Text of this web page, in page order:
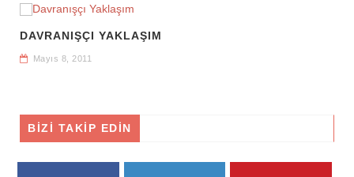
DAVRANIŞÇI YAKLAŞIM
Mayıs 8, 2011
BİZİ TAKİP EDİN